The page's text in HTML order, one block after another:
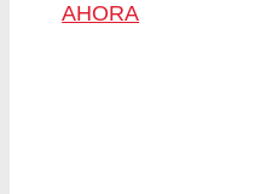
AHORA